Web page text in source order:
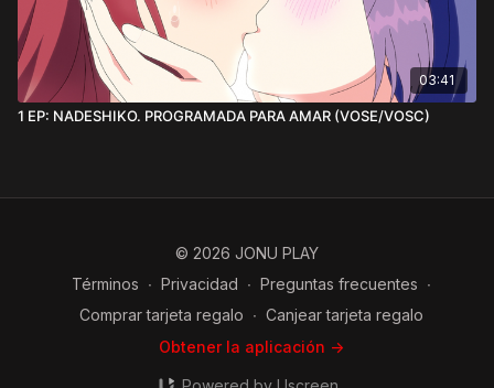
*Solo compatible para verlo en la app IOS Movil, Android
Móvil u Ordenador
03:41
1 EP: NADESHIKO. PROGRAMADA PARA AMAR (VOSE/VOSC)
© 2026 JONU PLAY
Términos ∙ Privacidad ∙ Preguntas frecuentes ∙
Comprar tarjeta regalo ∙ Canjear tarjeta regalo
Obtener la aplicación ->